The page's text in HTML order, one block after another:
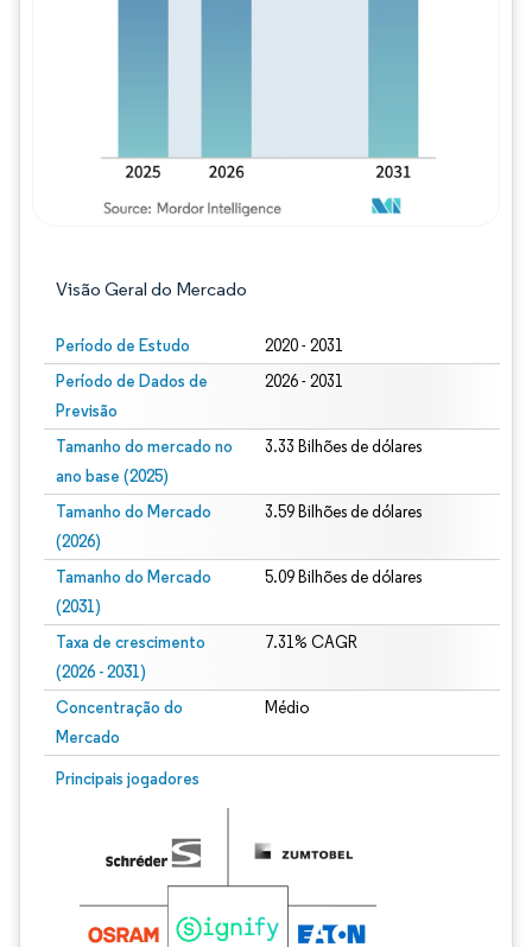
Visão Geral do Mercado
Período de Estudo 2020 - 2031
Período de Dados de
Previsão
2026 - 2031
Tamanho do mercado no
ano base (2025)
3.33 Bilhões de dólares
Tamanho do Mercado
(2026)
3.59 Bilhões de dólares
Tamanho do Mercado
(2031)
5.09 Bilhões de dólares
Taxa de crescimento
(2026 - 2031)
7.31% CAGR
Concentração do
Mercado
Médio
Principais jogadores
Imagem © Mordor Intelligence. O reuso requer atribuição conforme CC BY 4.0.